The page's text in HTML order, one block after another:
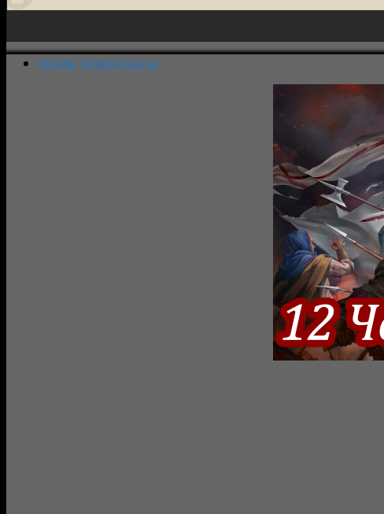
Архив Чемпионата